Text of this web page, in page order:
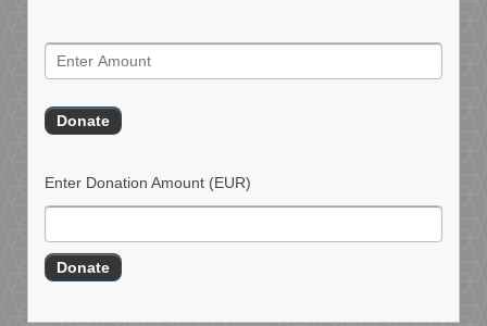
Enter Donation Amount (EUR)